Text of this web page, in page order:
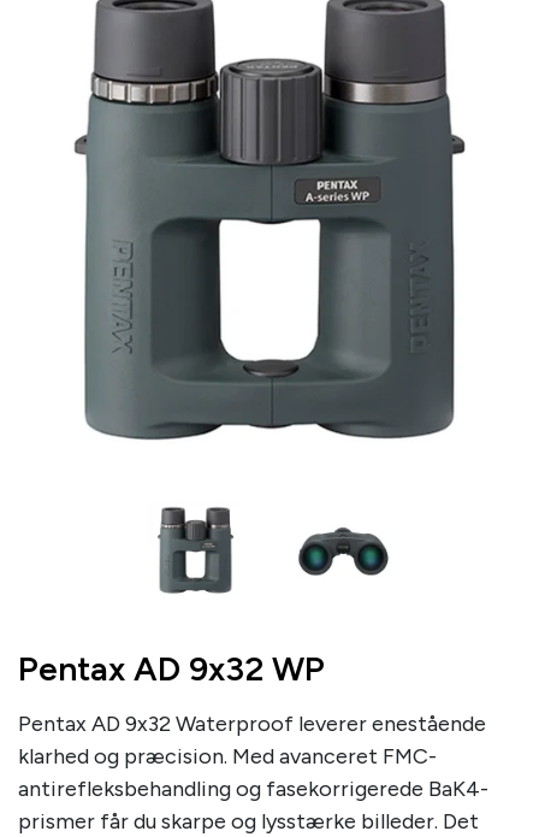
Pentax AD 9x32 WP
Pentax AD 9x32 Waterproof leverer enestående
klarhed og præcision. Med avanceret FMC-
antirefleksbehandling og fasekorrigerede BaK4-
prismer får du skarpe og lysstærke billeder. Det